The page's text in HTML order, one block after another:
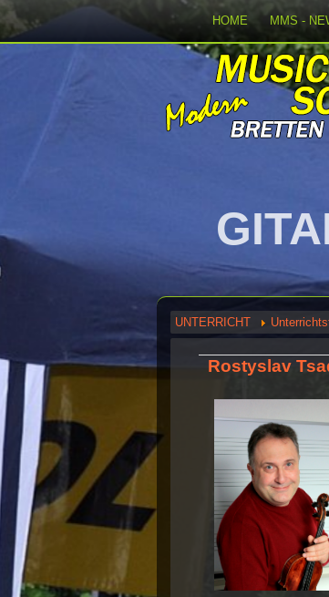
02
HOME MMS -
UNTERRICHT
Rostyslav